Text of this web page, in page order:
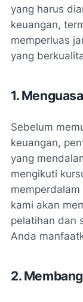
yang harus
keuangan,
memperluas
yang
1.
Sebelum
keuangan,
yang
mengikuti
kami akan
pelatihan dan
Anda
2.